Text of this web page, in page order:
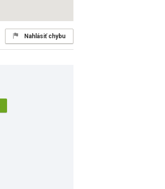
Nahlásiť chybu